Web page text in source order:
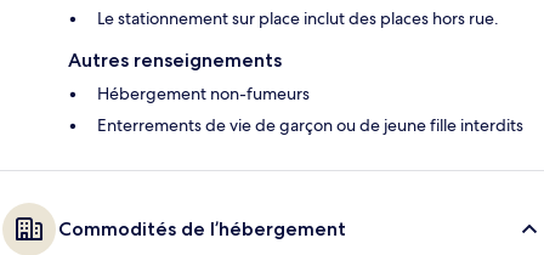
Le stationnement sur place inclut des places hors rue.
Autres renseignements
Hébergement non-fumeurs
Enterrements de vie de garçon ou de jeune fille interdits
Commodités de l’hébergement